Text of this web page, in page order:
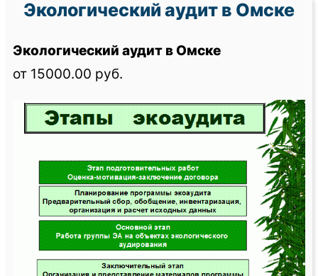
Экологический аудит в Омске
Экологический аудит в Омске
от 15000.00 руб.